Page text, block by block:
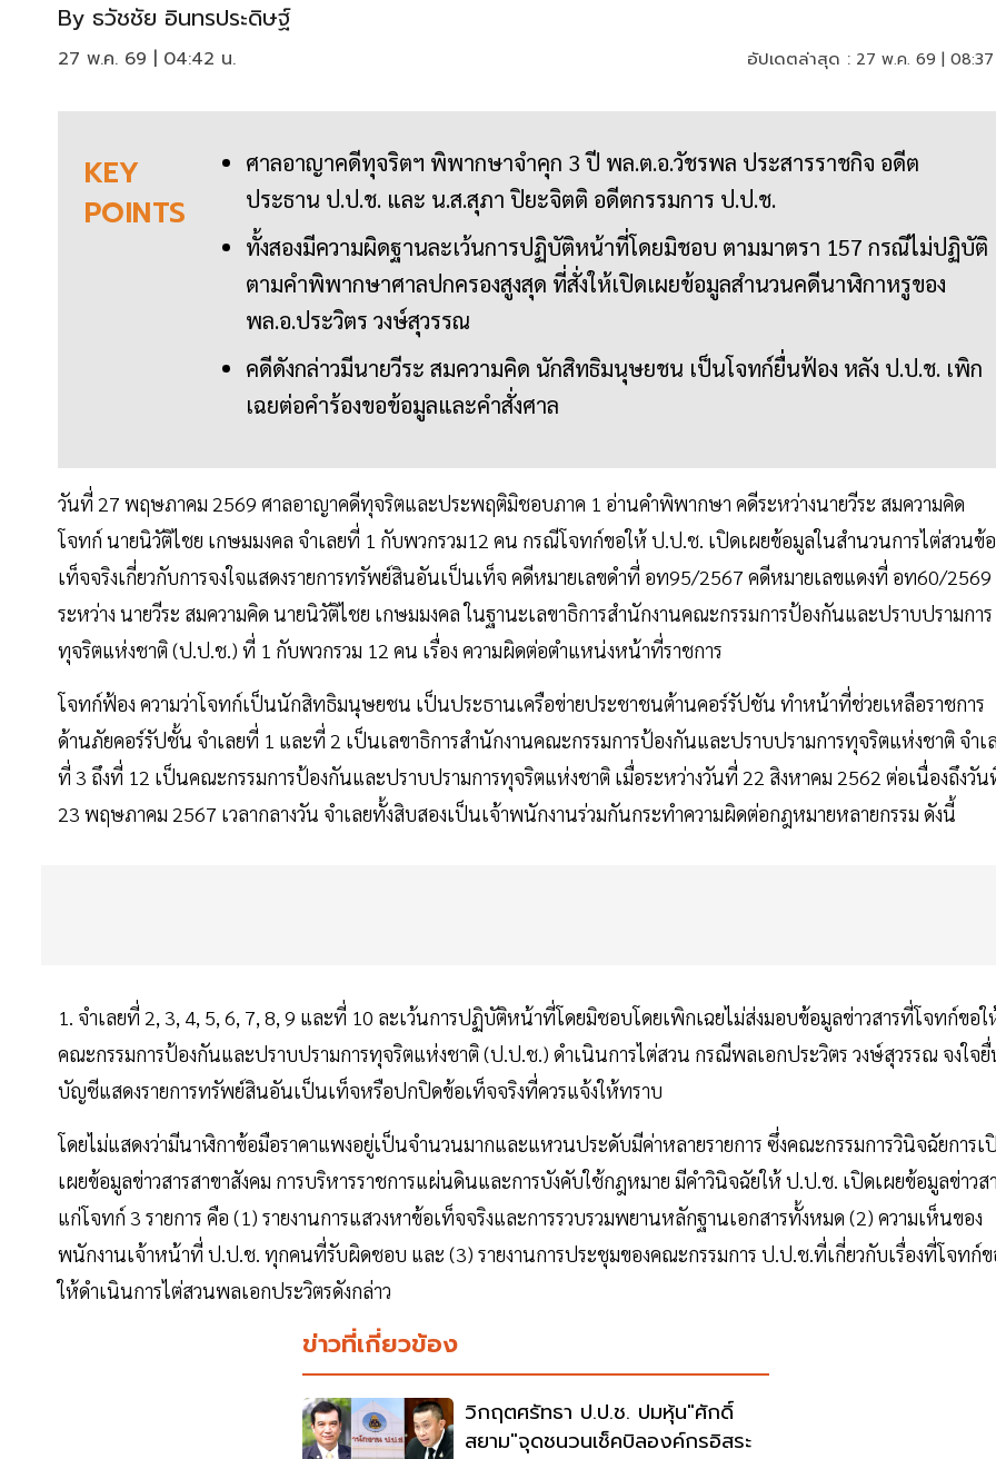
By ธวัชชัย อินทรประดิษฐ์
27 พ.ค. 69 | 04:42 น. อัปเดตล่าสุด : 27 พ.ค. 69 |
KEY
POINTS
ศาลอาญาคดีทุจริตฯ พิพากษาจำคุก 3 ปี พล.ต.อ.วัชรพล ประสารราชกิจ อดีต
ประธาน ป.ป.ช. และ น.ส.สุภา ปิยะจิตติ อดีตกรรมการ ป.ป.ช.
ทั้งสองมีความผิดฐานละเว้นการปฏิบัติหน้าที่โดยมิชอบ ตามมาตรา 157 กรณีไม่ปฏิบัติ
ตามคำพิพากษาศาลปกครองสูงสุด ที่สั่งให้เปิดเผยข้อมูลสำนวนคดีนาฬิกาหรูของ
พล.อ.ประวิตร วงษ์สุวรรณ
คดีดังกล่าวมีนายวีระ สมความคิด นักสิทธิมนุษยชน เป็นโจทก์ยื่นฟ้อง หลัง ป.ป.ช. เพิก
เฉยต่อคำร้องขอข้อมูลและคำสั่งศาล
วันที่ 27 พฤษภาคม 2569 ศาลอาญาคดีทุจริตและประพฤติมิชอบภาค 1 อ่านคำพิพากษา คดีระหว่างนายวีระ สมความคิด
โจทก์ นายนิวัติไชย เกษมมงคล จำเลยที่ 1 กับพวกรวม12 คน กรณีโจทก์ขอให้ ป.ป.ช. เปิดเผยข้อมูลในสำนวนการไต่สวนข้อ
เท็จจริงเกี่ยวกับการจงใจแสดงรายการทรัพย์สินอันเป็นเท็จ คดีหมายเลขดำที่ อท95/2567 คดีหมายเลขแดงที่ อท60/2569
ระหว่าง นายวีระ สมความคิด นายนิวัติไชย เกษมมงคล ในฐานะเลขาธิการสำนักงานคณะกรรมการป้องกันและปราบปรามการ
ทุจริตแห่งชาติ (ป.ป.ช.) ที่ 1 กับพวกรวม 12 คน เรื่อง ความผิดต่อตำแหน่งหน้าที่ราชการ
โจทก์ฟ้อง ความว่าโจทก์เป็นนักสิทธิมนุษยชน เป็นประธานเครือข่ายประชาชนต้านคอร์รัปชัน ทำหน้าที่ช่วยเหลือราชการ
ด้านภัยคอร์รัปชั้น จำเลยที่ 1 และที่ 2 เป็นเลขาธิการสำนักงานคณะกรรมการป้องกันและปราบปรามการทุจริตแห่งชาติ จำเ
ที่ 3 ถึงที่ 12 เป็นคณะกรรมการป้องกันและปราบปรามการทุจริตแห่งชาติ เมื่อระหว่างวันที่ 22 สิงหาคม 2562 ต่อเนื่องถึงวั
23 พฤษภาคม 2567 เวลากลางวัน จำเลยทั้งสิบสองเป็นเจ้าพนักงานร่วมกันกระทำความผิดต่อกฎหมายหลายกรรม ดังนี้
1. จำเลยที่ 2, 3, 4, 5, 6, 7, 8, 9 และที่ 10 ละเว้นการปฏิบัติหน้าที่โดยมิชอบโดยเพิกเฉยไม่ส่งมอบข้อมูลข่าวสารที่โจทก์ขอใ
คณะกรรมการป้องกันและปราบปรามการทุจริตแห่งชาติ (ป.ป.ช.) ดำเนินการไต่สวน กรณีพลเอกประวิตร วงษ์สุวรรณ จงใจ
บัญชีแสดงรายการทรัพย์สินอันเป็นเท็จหรือปกปิดข้อเท็จจริงที่ควรแจ้งให้ทราบ
โดยไม่แสดงว่ามีนาฬิกาข้อมือราคาแพงอยู่เป็นจำนวนมากและแหวนประดับมีค่าหลายรายการ ซึ่งคณะกรรมการวินิจฉัยการเ
เผยข้อมูลข่าวสารสาขาสังคม การบริหารราชการแผ่นดินและการบังคับใช้กฎหมาย มีคำวินิจฉัยให้ ป.ป.ช. เปิดเผยข้อมูลข่าวส
แก่โจทก์ 3 รายการ คือ (1) รายงานการแสวงหาข้อเท็จจริงและการรวบรวมพยานหลักฐานเอกสารทั้งหมด (2) ความเห็นของ
พนักงานเจ้าหน้าที่ ป.ป.ช. ทุกคนที่รับผิดชอบ และ (3) รายงานการประชุมของคณะกรรมการ ป.ป.ช.ที่เกี่ยวกับเรื่องที่โจทก์
ให้ดำเนินการไต่สวนพลเอกประวิตรดังกล่าว
ข่าวที่เกี่ยวข้อง
วิกฤตศรัทธา ป.ป.ช. ปมหุ้น"ศักดิ์
สยาม"จุดชนวนเช็คบิลองค์กรอิสระ